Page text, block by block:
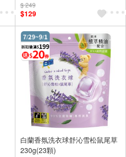
$ 249
$129
白蘭香氛洗衣球舒沁雪松鼠尾草
230g(23顆)